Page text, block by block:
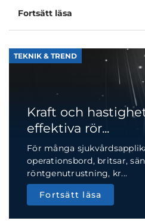
Fortsätt läsa
TEKNIK & TREND
Kraft och
effektiva rör...
För många
operationsbord, britsar,
röntgenutrustning, kr...
Fortsätt läsa